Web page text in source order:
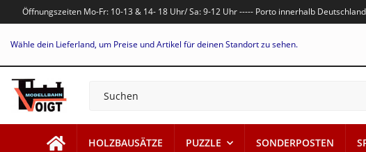
Öffnungszeiten Mo-Fr: 10-13 & 14- 18 Uhr/ Sa: 9-12 Uhr ----- Porto innerhalb
Wähle dein Lieferland, um Preise und Artikel für deinen Standort zu sehen.
HOLZBAUSÄTZE PUZZLE SONDERPOSTEN